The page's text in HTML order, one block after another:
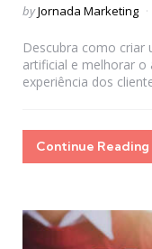
Posted
byJornada Marketing
Descubra como criar
artificial e melhorar o
experiência dos
Continue Reading